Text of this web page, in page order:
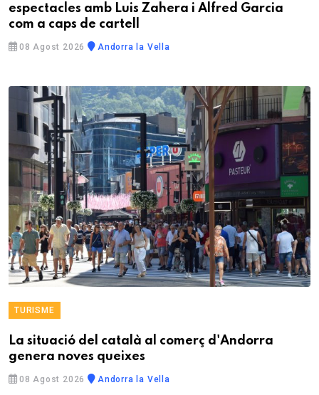
espectacles amb Luis Zahera i Alfred Garcia
com a caps de cartell
08 Agost 2026 Andorra la Vella
TURISME
La situació del català al comerç d'Andorra
genera noves queixes
08 Agost 2026 Andorra la Vella